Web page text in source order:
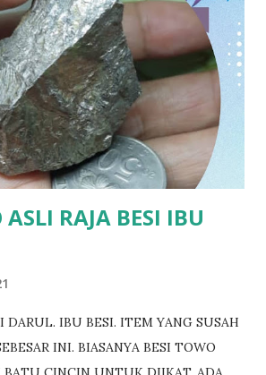
Usahawan tradisional
di kedai sebagai simbol tuah dan
4. Menaikkan Aura Kepimpinan: Raja
menaikkan karisma dan daya
yang memakai atau memiliki kayu ini
pengaruh lebih kuat dalam
Dengan izin Allah jua.
bi...
ASLI RAJA BESI IBU
DARUL. IBU BESI. ITEM YANG SUSAH
INI. BIASANYA BESI TOWO